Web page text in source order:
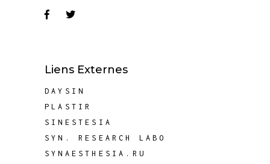
Liens Externes
DAYSIN
PLASTIR
SINESTESIA
SYN. RESEARCH LABO
SYNAESTHESIA.RU